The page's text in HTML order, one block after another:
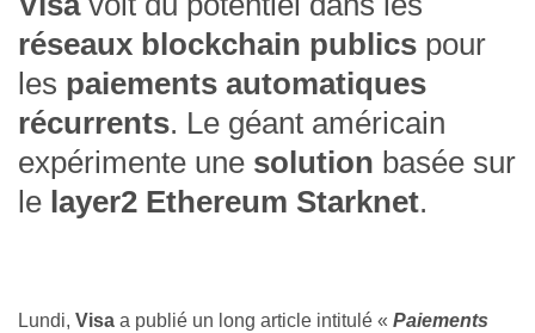
réseaux blockchain publics pour
les paiements automatiques
récurrents. Le géant américain
expérimente une solution basée sur
le layer2 Ethereum Starknet.
Lundi, Visa a publié un long article intitulé « Paiements